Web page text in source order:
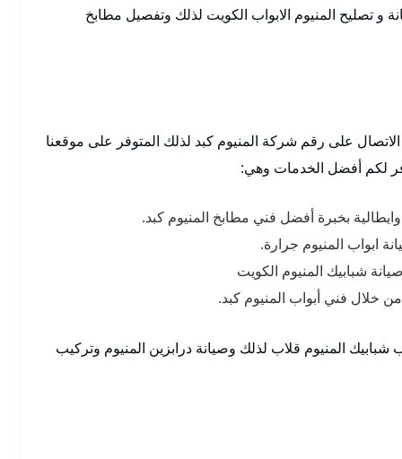
تصليح المنيوم الابواب الكويت لذلك وتفصيل مطابخ
على رقم شركة المنيوم كبد لذلك المتوفر على موقعنا
لكم أفضل الخدمات وهي:
بخبرة أفضل فني مطابخ المنيوم كبد.
ابواب المنيوم جرارة.
شبابيك المنيوم الكويت
خلال فني أبواب المنيوم كبد.
المنيوم قلاب لذلك وصيانة درابزين المنيوم وتركيب